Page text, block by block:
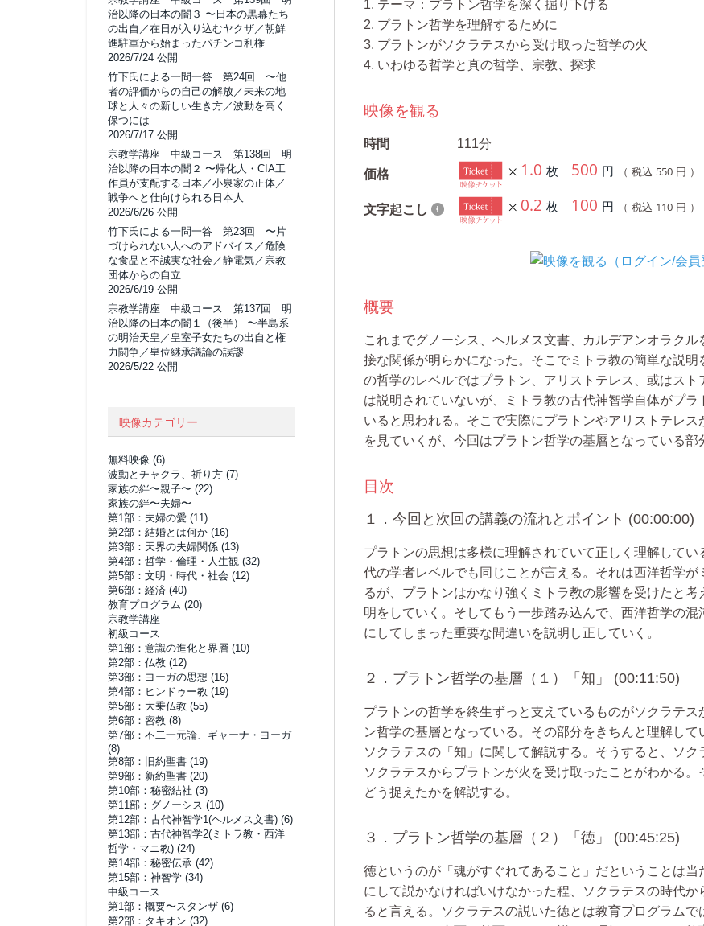
1. テーマ：プラトン哲学を深く掘り下げる
2. プラトン哲学を理解するために
3. プラトンがソクラテスから受け取った哲学の火
4. いわゆる哲学と真の哲学、宗教、探求
映像を観る
時間 111分
価格 1.0 枚 500 円 （ 税込 550円 ）
文字起こし 0.2 枚 100 円 （ 税込 110円 ）
概要
これまでグノーシス、ヘルメス文書、カルデアンオラク
接な関係が明らかになった。そこでミトラ教の簡単な説
の哲学のレベルではプラトン、アリストテレス、或はス
は説明されていないが、ミトラ教の古代神智学自体がプ
いると思われる。そこで実際にプラトンやアリストテレ
を見ていくが、今回はプラトン哲学の基層となっている部
目次
１．今回と次回の講義の流れとポイント (00:00:00)
プラトンの思想は多様に理解されていて正しく理解して
代の学者レベルでも同じことが言える。それは西洋哲学
るが、プラトンはかなり強くミトラ教の影響を受けたと
明をしていく。そしてもう一歩踏み込んで、西洋哲学の
にしてしまった重要な間違いを説明し正していく。
２．プラトン哲学の基層（１）「知」 (00:11:50)
プラトンの哲学を終生ずっと支えているものがソクラテ
ン哲学の基層となっている。その部分をきちんと理解し
ソクラテスの「知」に関して解説する。そうすると、ソ
ソクラテスからプラトンが火を受け取ったことがわかる
どう捉えたかを解説する。
３．プラトン哲学の基層（２）「徳」 (00:45:25)
徳というのが「魂がすぐれてあること」だということは
にして説かなければいけなかった程、ソクラテスの時代
ると言える。ソクラテスの説いた徳とは教育プログラム
治以降の日本の闇３ 〜日本の黒幕たち
の出自／在日が入り込むヤクザ／朝鮮
進駐軍から始まったパチンコ利権
2026/7/24 公開
竹下氏による一問一答 第24回 〜他
者の評価からの自己の解放／未来の地
球と人々の新しい生き方／波動を高く
保つには
2026/7/17 公開
宗教学講座 中級コース 第138回 明
治以降の日本の闇２ 〜帰化人・CIA工
作員が支配する日本／小泉家の正体／
戦争へと仕向けられる日本人
2026/6/26 公開
竹下氏による一問一答 第23回 〜片
づけられない人へのアドバイス／危険
な食品と不誠実な社会／静電気／宗教
団体からの自立
2026/6/19 公開
宗教学講座 中級コース 第137回 明
治以降の日本の闇１（後半） 〜半島系
の明治天皇／皇室子女たちの出自と権
力闘争／皇位継承議論の誤謬
2026/5/22 公開
映像カテゴリー
無料映像 (6)
波動とチャクラ、祈り方 (7)
家族の絆〜親子〜 (22)
家族の絆〜夫婦〜
第1部：夫婦の愛 (11)
第2部：結婚とは何か (16)
第3部：天界の夫婦関係 (13)
第4部：哲学・倫理・人生観 (32)
第5部：文明・時代・社会 (12)
第6部：経済 (40)
教育プログラム (20)
宗教学講座
初級コース
第1部：意識の進化と界層 (10)
第2部：仏教 (12)
第3部：ヨーガの思想 (16)
第4部：ヒンドゥー教 (19)
第5部：大乗仏教 (55)
第6部：密教 (8)
第7部：不二一元論、ギャーナ・ヨーガ
(8)
第8部：旧約聖書 (19)
第9部：新約聖書 (20)
第10部：秘密結社 (3)
第11部：グノーシス (10)
第12部：古代神智学1(ヘルメス文書) (6)
第13部：古代神智学2(ミトラ教・西洋
哲学・マニ教) (24)
第14部：秘密伝承 (42)
第15部：神智学 (34)
中級コース
第1部：概要〜スタンザ (6)
第2部：タキオン (32)